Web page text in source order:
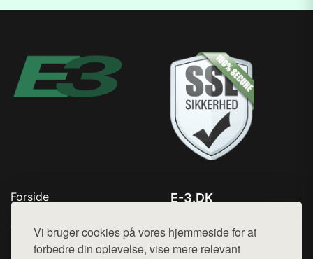
Vi bruger cookies på vores hjemmeside for at
forbedre din oplevelse, vise mere relevant
Forside
Top Rabatter
Kontakt
E-3.DK
Mail: hej@want.dk